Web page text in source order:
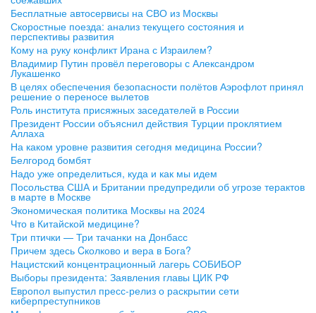
Бесплатные автосервисы на СВО из Москвы
Скоростные поезда: анализ текущего состояния и
перспективы развития
Кому на руку конфликт Ирана с Израилем?
Владимир Путин провёл переговоры с Александром
Лукашенко
В целях обеспечения безопасности полётов Аэрофлот принял
решение о переносе вылетов
Роль института присяжных заседателей в России
Президент России объяснил действия Турции проклятием
Аллаха
На каком уровне развития сегодня медицина России?
Белгород бомбят
Надо уже определиться, куда и как мы идем
Посольства США и Британии предупредили об угрозе терактов
в марте в Москве
Экономическая политика Москвы на 2024
Что в Китайской медицине?
Три птички — Три тачанки на Донбасс
Причем здесь Cколково и вера в Бога?
Нацистский концентрационный лагерь СОБИБОР
Выборы президента: Заявления главы ЦИК РФ
Европол выпустил пресс-релиз о раскрытии сети
киберпреступников